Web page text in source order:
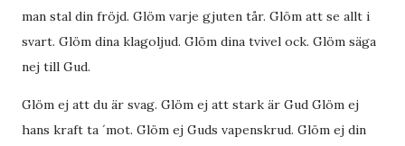
man stal din fröjd. Glöm varje gjuten tår. Glöm att se allt i
svart. Glöm dina klagoljud. Glöm dina tvivel ock. Glöm säga
nej till Gud.
Glöm ej att du är svag. Glöm ej att stark är Gud Glöm ej
hans kraft ta ´mot. Glöm ej Guds vapenskrud. Glöm ej din